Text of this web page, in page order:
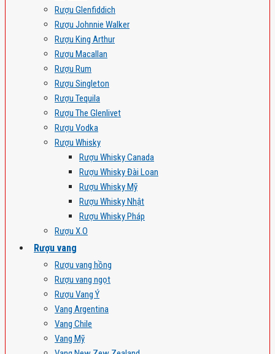
Rượu Glenfiddich
Rượu Johnnie Walker
Rượu King Arthur
Rượu Macallan
Rượu Rum
Rượu Singleton
Rượu Tequila
Rượu The Glenlivet
Rượu Vodka
Rượu Whisky
Rượu Whisky Canada
Rượu Whisky Đài Loan
Rượu Whisky Mỹ
Rượu Whisky Nhật
Rượu Whisky Pháp
Rượu X.O
Rượu vang
Rượu vang hồng
Rượu vang ngọt
Rượu Vang Ý
Vang Argentina
Vang Chile
Vang Mỹ